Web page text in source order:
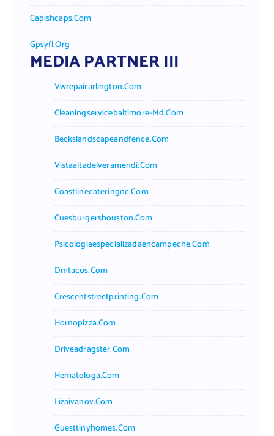
Capishcaps.com
Gpsyfl.org
MEDIA PARTNER III
Vwrepairarlington.com
Cleaningservicebaltimore-Md.com
Beckslandscapeandfence.com
Vistaaltadelveramendi.com
Coastlinecateringnc.com
Cuesburgershouston.com
Psicologiaespecializadaencampeche.com
Dmtacos.com
Crescentstreetprinting.com
Hornopizza.com
Driveadragster.com
Hematologa.com
Lizaivanov.com
Guesttinyhomes.com